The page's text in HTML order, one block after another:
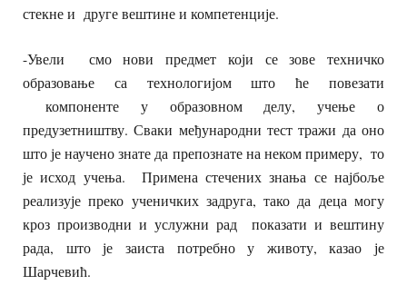
стекне и друге вештине и компетенције.
-Увели смо нови предмет који се зове техничко
образовање са технологијом што ће повезати
компоненте у образовном делу, учење о
предузетништву. Сваки међународни тест тражи да оно
што је научено знате да препознате на неком примеру, то
је исход учења. Примена стечених знања се најбоље
реализује преко ученичких задруга, тако да деца могу
кроз производни и услужни рад показати и вештину
рада, што је заиста потребно у животу, казао је
Шарчевић.